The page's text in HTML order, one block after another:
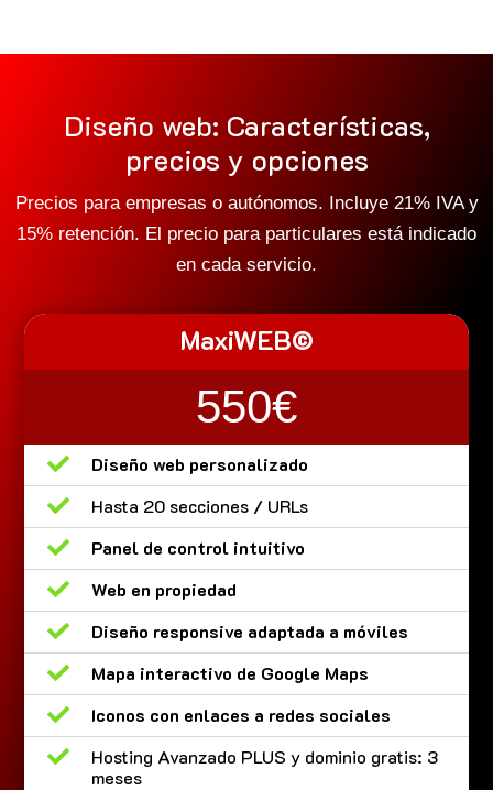
Diseño web: Características,
precios y opciones
Precios para empresas o autónomos. Incluye 21% IVA y
15% retención. El precio para particulares está indicado
en cada servicio.
MaxiWEB©
550€

Diseño web personalizado

Hasta 20 secciones / URLs

Panel de control intuitivo

Web en propiedad

Diseño responsive adaptada a móviles

Mapa interactivo de Google Maps

Iconos con enlaces a redes sociales

Hosting Avanzado PLUS y dominio gratis: 3
meses